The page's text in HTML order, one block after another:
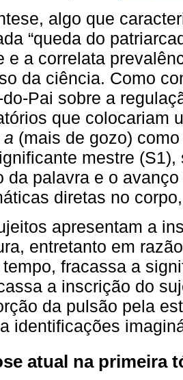
algo que
“queda do
e a correlata
da ciência. Como
do-Pai sobre a
que colocariam
a (mais de gozo)
mestre
da palavra e o
diretas no
apresentam a
entretanto em
fracassa a
a inscrição do
da pulsão pela
identificações
atual na primeira